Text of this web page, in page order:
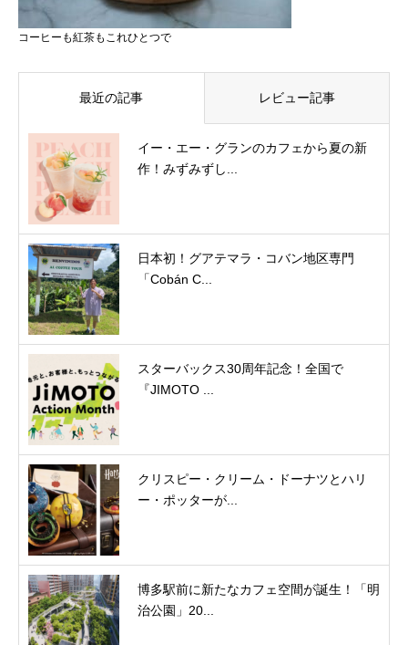
コーヒーも紅茶もこれひとつで
最近の記事 レビュー記事
イー・エー・グランのカフェから夏の新
作！みずみずし...
日本初！グアテマラ・コバン地区専門
「Cobán C...
スターバックス30周年記念！全国で
『JIMOTO ...
クリスピー・クリーム・ドーナツとハリ
ー・ポッターが...
博多駅前に新たなカフェ空間が誕生！「明
治公園」20...